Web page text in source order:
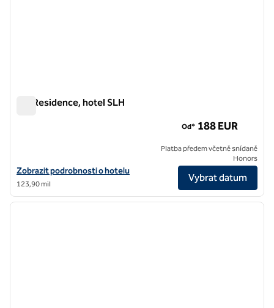
ON Residence, hotel SLH
Zobrazit podrobnosti o hotelu pro ON Residence, hotel SLH
Zobrazit podrobnosti o hotelu
123,90 mil
Od* 188 EUR
Platba předem včetně snídaně
Honors
Vybrat datum
1/12
1 z 12
další